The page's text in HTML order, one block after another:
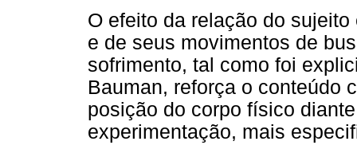
O efeito da relação do
e de seus movimentos de
sofrimento, tal como foi
Bauman, reforça o conteúdo
posição do corpo físico
experimentação, mais